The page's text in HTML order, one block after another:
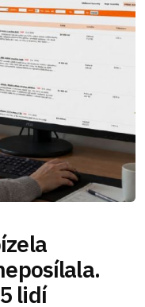
lidí